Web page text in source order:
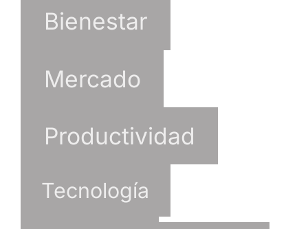
Bienestar
Mercado
Productividad
Tecnología